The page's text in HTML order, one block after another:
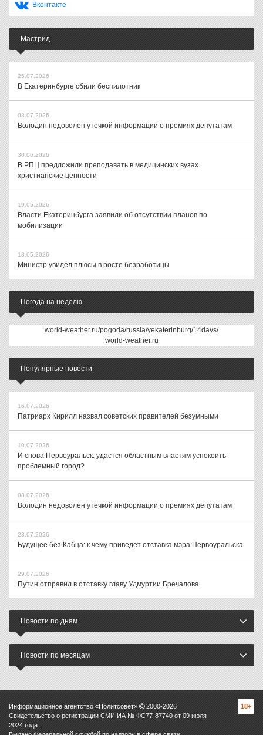
Вконтакте
Мастрид
25.07.2026
В Екатеринбурге сбили беспилотник
08.07.2026
Володин недоволен утечкой информации о премиях депутатам
30.06.2026
В РПЦ предложили преподавать в медицинских вузах
христианские ценности
19.05.2026
Власти Екатеринбурга заявили об отсутствии планов по
мобилизации
18.05.2026
Министр увидел плюсы в росте безработицы
Погода на неделю
world-weather.ru/pogoda/russia/yekaterinburg/14days/
world-weather.ru
Популярные новости
16.07.2026
Патриарх Кирилл назвал советских правителей безумными
10.07.2026
И снова Первоуральск: удастся областным властям успокоить
проблемный город?
08.07.2026
Володин недоволен утечкой информации о премиях депутатам
23.07.2026
Будущее без Кабца: к чему приведет отставка мэра Первоуральска
29.07.2026
Путин отправил в отставку главу Удмуртии Бречалова
Новости по дням
Новости по месяцам
Информационное агентство «Политсовет» 2000-2026
Свидетельство о регистрации СМИ ИА № ФС77-87740 от 09 июля
2024 года.
18+